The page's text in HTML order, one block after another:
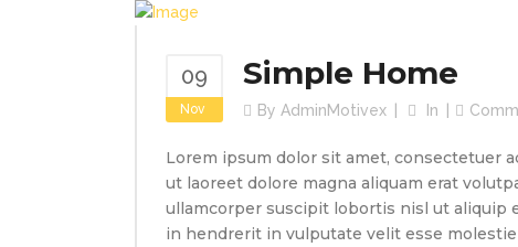
09
Nov
Simple Home
By AdminMotivex In
Lorem ipsum dolor sit amet, consectetuer
ut laoreet dolore magna aliquam erat
ullamcorper suscipit lobortis nisl ut aliquip
in hendrerit in vulputate velit esse